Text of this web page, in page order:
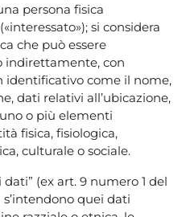
persona fisica
si considera
che può essere
indirettamente, con
come il nome,
dati relativi all’ubicazione,
o più elementi
fisica, fisiologica,
culturale o sociale.
(ex art. 9 numero 1 del
quei dati